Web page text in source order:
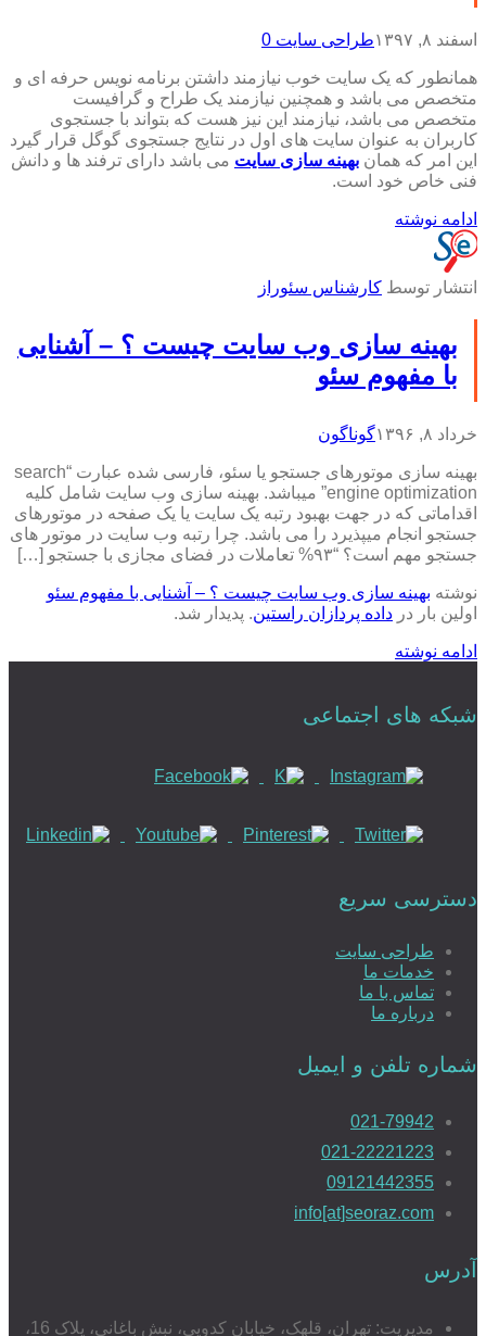
اسفند ۸, ۱۳۹۷ طراحی سایت
همانطور که یک سایت خوب نیازمند داشتن برنامه نویس حرفه ای و
متخصص می باشد و همچنین نیازمند یک طراح و گرافیست
متخصص می باشد، نیازمند این نیز هست که بتواند با جستجوی
کاربران به عنوان سایت های اول در نتایج جستجوی گوگل قرار گیرد
این امر که همان بهینه سازی سایت می باشد دارای ترفند ها و دانش
فنی خاص خود است.
ادامه نوشته
انتشار توسط کارشناس سئوراز
بهینه سازی وب سایت چیست ؟ – آشنایی
با مفهوم سئو
خرداد ۸, ۱۳۹۶ گوناگون
بهینه سازی موتورهای جستجو یا سئو، فارسی شده عبارت “search
engine optimization” میباشد. بهینه سازی وب سایت شامل کلیه
اقداماتی که در جهت بهبود رتبه یک سایت یا یک صفحه در موتورهای
جستجو انجام میپذیرد را می باشد. چرا رتبه وب سایت در موتور های
جستجو مهم است؟ “۹۳% تعاملات در فضای مجازی با جستجو […]
نوشته بهینه سازی وب سایت چیست ؟ – آشنایی با مفهوم سئو
اولین بار در داده پردازان راستین. پدیدار شد.
ادامه نوشته
شبکه های اجتماعی
دسترسی سریع
طراحی سایت
خدمات ما
تماس با ما
درباره ما
شماره تلفن و ایمیل
021-79942
021-22221223
09121442355
info[at]seoraz.com
آدرس
مدیریت: تهران، قلهک، خیابان کدویی، نبش باغانی، پلاک 16،